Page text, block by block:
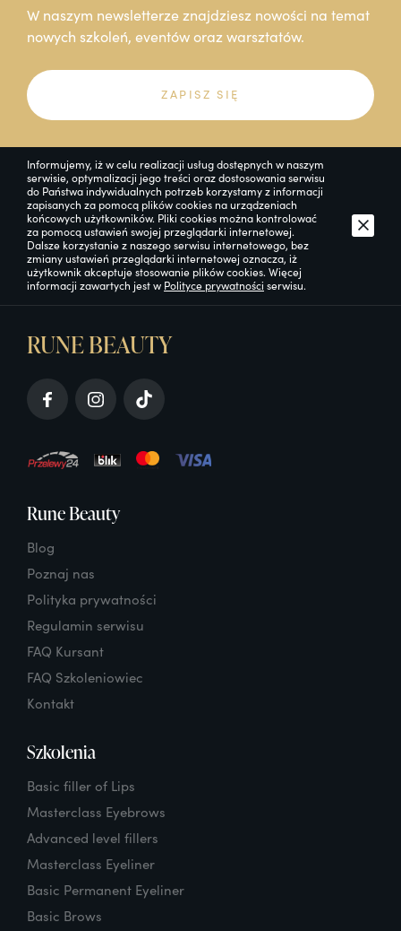
W naszym newsletterze znajdziesz nowości na temat
nowych szkoleń, eventów oraz warsztatów.
ZAPISZ SIĘ
Informujemy, iż w celu realizacji usług dostępnych w naszym
serwisie, optymalizacji jego treści oraz dostosowania serwisu
do Państwa indywidualnych potrzeb korzystamy z informacji
zapisanych za pomocą plików cookies na urządzeniach
końcowych użytkowników. Pliki cookies można kontrolować
za pomocą ustawień swojej przeglądarki internetowej.
Dalsze korzystanie z naszego serwisu internetowego, bez
zmiany ustawień przeglądarki internetowej oznacza, iż
użytkownik akceptuje stosowanie plików cookies. Więcej
informacji zawartych jest w Polityce prywatności serwisu.
RUNE BEAUTY
Rune Beauty
Blog
Poznaj nas
Polityka prywatności
Regulamin serwisu
FAQ Kursant
FAQ Szkoleniowiec
Kontakt
Szkolenia
Basic filler of Lips
Masterclass Eyebrows
Advanced level fillers
Masterclass Eyeliner
Basic Permanent Eyeliner
Basic Brows